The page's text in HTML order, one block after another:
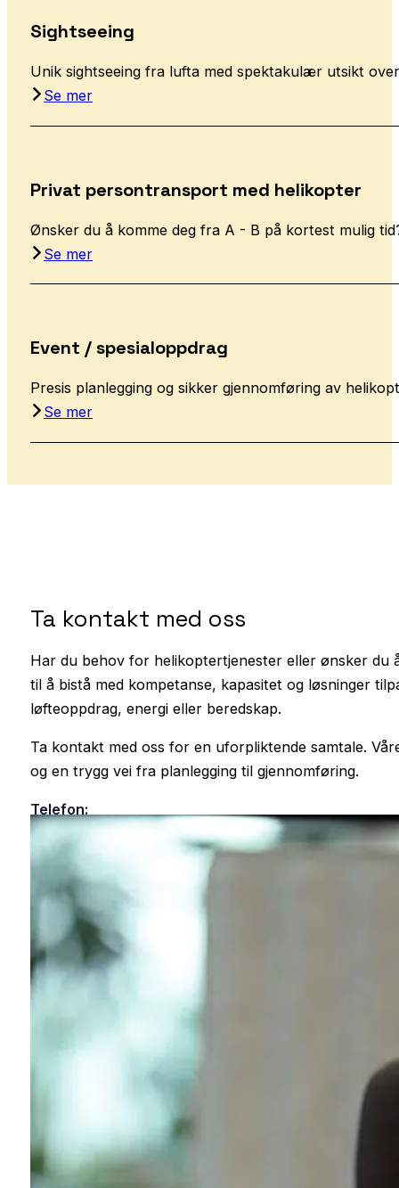
Sightseeing
Unik sightseeing fra lufta med spektakulær utsikt
Se mer
Privat persontransport med helikopter
Ønsker du å komme deg fra A - B på kortest mulig
Se mer
Event / spesialoppdrag
Presis planlegging og sikker gjennomføring av
Se mer
Ta kontakt med oss
Har du behov for helikoptertjenester eller ønsker du
til å bistå med kompetanse, kapasitet og løsninger
løfteoppdrag, energi eller beredskap.
Ta kontakt med oss for en uforpliktende samtale.
og en trygg vei fra planlegging til gjennomføring.
Telefon:
48313000
Epost:
info@helitrans.no